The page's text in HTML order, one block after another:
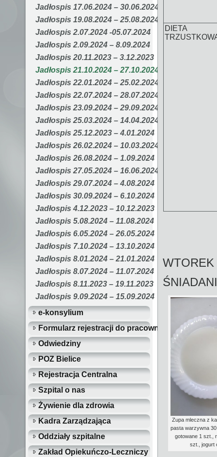
Jadłospis 17.06.2024 – 30.06.2024
Jadłospis 19.08.2024 – 25.08.2024
Jadłospis 2.07.2024 -05.07.2024
Jadłospis 2.09.2024 – 8.09.2024
Jadłospis 20.11.2023 – 3.12.2023
Jadłospis 21.10.2024 – 27.10.2024
Jadłospis 22.01.2024 – 25.02.2024
Jadłospis 22.07.2024 – 28.07.2024
Jadłospis 23.09.2024 – 29.09.2024
Jadłospis 25.03.2024 – 14.04.2024
Jadłospis 25.12.2023 – 4.01.2024
Jadłospis 26.02.2024 – 10.03.2024
Jadłospis 26.08.2024 – 1.09.2024
Jadłospis 27.05.2024 – 16.06.2024
Jadłospis 29.07.2024 – 4.08.2024
Jadłospis 30.09.2024 – 6.10.2024
Jadłospis 4.12.2023 – 10.12.2023
Jadłospis 5.08.2024 – 11.08.2024
Jadłospis 6.05.2024 – 26.05.2024
Jadłospis 7.10.2024 – 13.10.2024
Jadłospis 8.01.2024 – 21.01.2024
Jadłospis 8.07.2024 – 11.07.2024
Jadłospis 8.11.2023 – 19.11.2023
Jadłospis 9.09.2024 – 15.09.2024
e-konsylium
Formularz rejestracji do pracowni i poradni…
Odwiedziny
POZ Bielice
Rejestracja Centralna
Szpital o nas
Żywienie dla zdrowia
Kadra Zarządzająca
Oddziały szpitalne
Zakład Opiekuńczo-Leczniczy
DIETA
WTOREK
Zupa mleczna z
pasta warzywna
gotowane 1 szt.,
szt., jogurt